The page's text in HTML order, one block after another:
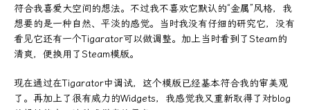
符合我喜爱大空间的想法。不过我不喜欢它默认的“金属”风格，我
想要的是一种自然、平淡的感觉。当时我没有仔细的研究它，没有
看见它还有一个Tigarator可以做调整。加上当时看到了Steam的
清爽，便换用了Steam模版。
现在通过在Tigarator中调试，这个模版已经基本符合我的审美观
了。再加上了很有威力的Widgets，我感觉我又重新取得了对blog